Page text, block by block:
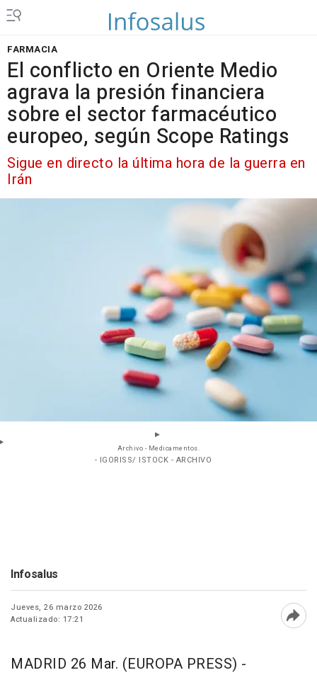
FARMACIA
El conflicto en Oriente Medio
agrava la presión financiera
sobre el sector farmacéutico
europeo, según Scope Ratings
Sigue en directo la última hora de la guerra en
Irán
Archivo - Medicamentos.
- IGORISS/ ISTOCK - ARCHIVO
Infosalus
Jueves, 26 marzo 2026
Actualizado: 17:21
MADRID 26 Mar. (EUROPA PRESS) -